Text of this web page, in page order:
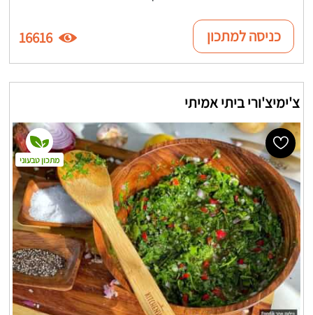
כניסה למתכון 16616
צ'ימיצ'ורי ביתי אמיתי
מתכון טבעוני